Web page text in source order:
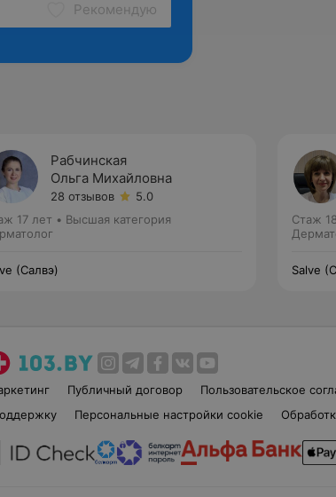
Рекомендую
Рабчинская
Ольга Михайловна
28 отзывов
5.0
17 лет • Высшая категория
(Салвэ)
Стаж
Salve
Публичный договор Пользовательское
Персональные настройки cookie